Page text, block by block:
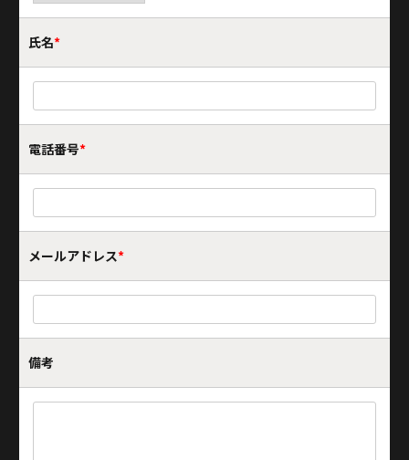
氏名*
電話番号*
メールアドレス*
備考